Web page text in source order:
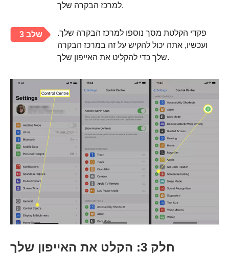
למרכז הבקרה שלך.
שלב 3
פקדי הקלטת מסך נוספו למרכז הבקרה שלך.
ועכשיו, אתה יכול להקיש על זה במרכז הבקרה
שלך כדי להקליט את האייפון שלך.
חלק 3: הקלט את האייפון שלך